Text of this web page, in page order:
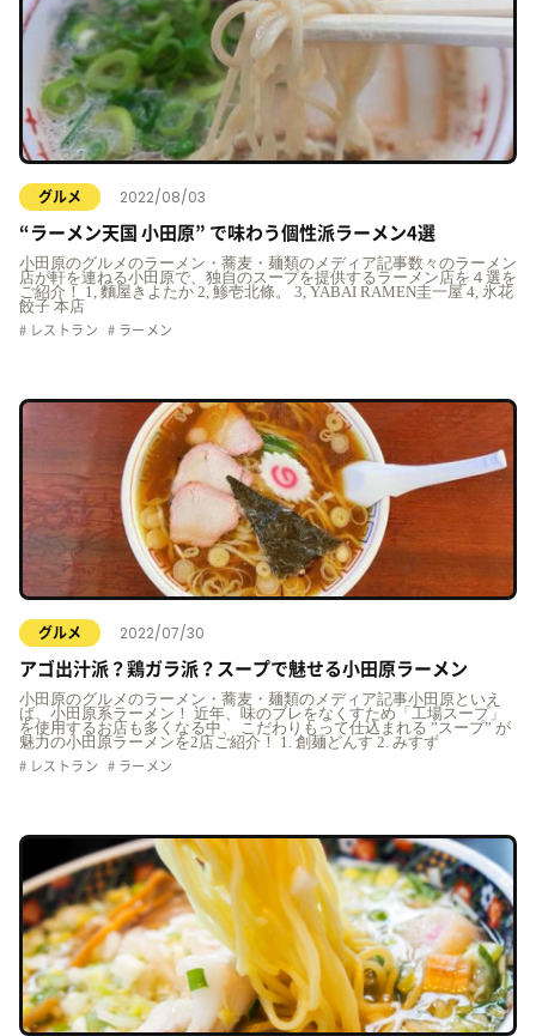
グルメ 2022/08/03
“ラーメン天国 小田原” で味わう個性派ラーメン4選
小田原のグルメのラーメン・蕎麦・麺類のメディア記事数々のラーメン
店が軒を連ねる小田原で、独自のスープを提供するラーメン店を４選を
ご紹介！ 1, 麵屋きよたか 2, 鯵壱北條。 3, YABAI RAMEN圭一屋 4, 氷花
餃子 本店
レストラン ラーメン
グルメ 2022/07/30
アゴ出汁派？鶏ガラ派？スープで魅せる小田原ラーメン
小田原のグルメのラーメン・蕎麦・麺類のメディア記事小田原といえ
ば、小田原系ラーメン！ 近年、味のブレをなくすため「工場スープ」
を使用するお店も多くなる中、 こだわりもって仕込まれる ”スープ” が
魅力の小田原ラーメンを2店ご紹介！ 1. 創麺どんす 2. みすず
レストラン ラーメン